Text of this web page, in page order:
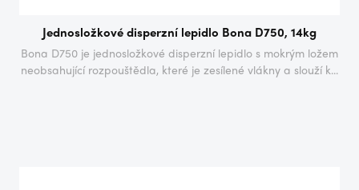
Jednosložkové disperzní lepidlo Bona D750, 14kg
Bona D750 je jednosložkové disperzní lepidlo s mokrým ložem
neobsahující rozpouštědla, které je zesílené vlákny a slouží k...